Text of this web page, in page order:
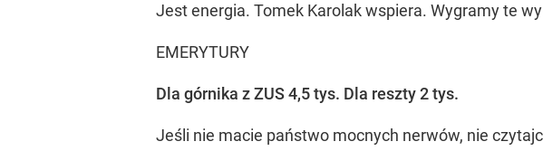
Jest energia. Tomek Karolak wspiera. Wygramy te
EMERYTURY
Dla górnika z ZUS 4,5 tys. Dla reszty 2 tys.
Jeśli nie macie państwo mocnych nerwów, nie